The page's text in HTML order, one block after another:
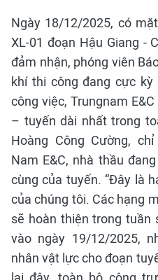
Ngày 18/12/2025, có
XL-01 đoạn Hậu Giang -
đảm nhận, phóng viên
khí thi công đang cực
công việc, Trungnam
– tuyến dài nhất trong
Hoàng Công Cường,
Nam E&C, nhà thầu
cùng của tuyến. “Đây là
của chúng tôi. Các hạng
sẽ hoàn thiện trong
vào ngày 19/12/2025,
nhân vật lực cho đoạn